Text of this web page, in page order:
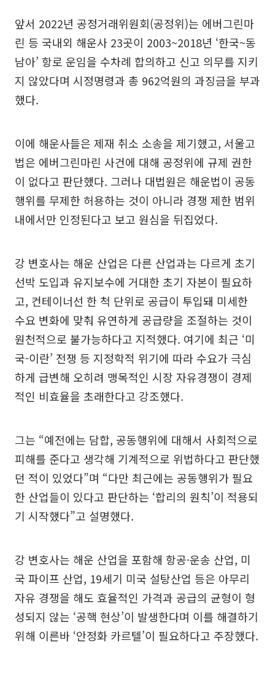
앞서 2022년 공정거래위원회(공정위)는 에버그린마
린 등 국내외 해운사 23곳이 2003~2018년 ‘한국~동
남아’ 항로 운임을 수차례 합의하고 신고 의무를 지키
지 않았다며 시정명령과 총 962억원의 과징금을 부과
했다.
이에 해운사들은 제재 취소 소송을 제기했고, 서울고
법은 에버그린마린 사건에 대해 공정위에 규제 권한
이 없다고 판단했다. 그러나 대법원은 해운법이 공동
행위를 무제한 허용하는 것이 아니라 경쟁 제한 범위
내에서만 인정된다고 보고 원심을 뒤집었다.
강 변호사는 해운 산업은 다른 산업과는 다르게 초기
선박 도입과 유지보수에 거대한 초기 자본이 필요하
고, 컨테이너선 한 척 단위로 공급이 투입돼 미세한
수요 변화에 맞춰 유연하게 공급량을 조절하는 것이
원천적으로 불가능하다고 지적했다. 여기에 최근 ‘미
국-이란’ 전쟁 등 지정학적 위기에 따라 수요가 극심
하게 급변해 오히려 맹목적인 시장 자유경쟁이 경제
적인 비효율을 초래한다고 강조했다.
그는 “예전에는 담합, 공동행위에 대해서 사회적으로
피해를 준다고 생각해 기계적으로 위법하다고 판단했
던 적이 있었다”며 “다만 최근에는 공동행위가 필요
한 산업들이 있다고 판단하는 ‘합리의 원칙’이 적용되
기 시작했다”고 설명했다.
강 변호사는 해운 산업을 포함해 항공·운송 산업, 미
국 파이프 산업, 19세기 미국 설탕산업 등은 아무리
자유 경쟁을 해도 효율적인 가격과 공급의 균형이 형
성되지 않는 ‘공핵 현상’이 발생한다며 이를 해결하기
위해 이른바 ‘안정화 카르텔’이 필요하다고 주장했다.